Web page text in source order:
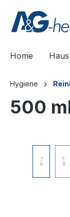
springen
Home
Hygiene
500